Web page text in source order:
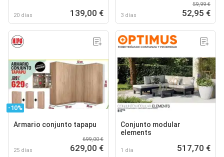
20 días 139,00 € 3 días
59,99 €
52,95 €
-10%
Armario conjunto tapapu
25 días
699,00 €
629,00 €
Conjunto modular
elements
1 día 517,70 €